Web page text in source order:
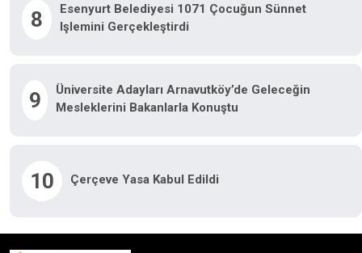
8
Esenyurt Belediyesi 1071 Çocuğun Sünnet
Işlemini Gerçekleştirdi
9
Üniversite Adayları Arnavutköy’de Geleceğin
Mesleklerini Bakanlarla Konuştu
10 Çerçeve Yasa Kabul Edildi